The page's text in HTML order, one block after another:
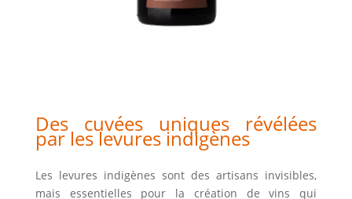
Des cuvées uniques révélées
par les levures indigènes
Les levures indigènes sont des artisans invisibles,
mais essentielles pour la création de vins qui